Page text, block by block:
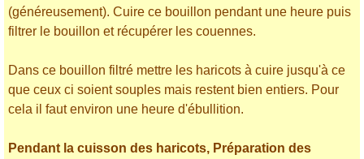
(généreusement). Cuire ce bouillon pendant une heure puis
filtrer le bouillon et récupérer les couennes.
Dans ce bouillon filtré mettre les haricots à cuire jusqu'à ce
que ceux ci soient souples mais restent bien entiers. Pour
cela il faut environ une heure d'ébullition.
Pendant la cuisson des haricots, Préparation des